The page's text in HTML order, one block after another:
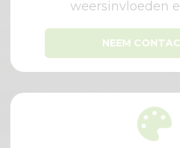
weersinvloeden
NEEM